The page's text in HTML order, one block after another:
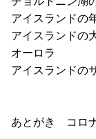
アイスランドの
アイスランドの
オーロラ
アイスランドの
あとがき コロ